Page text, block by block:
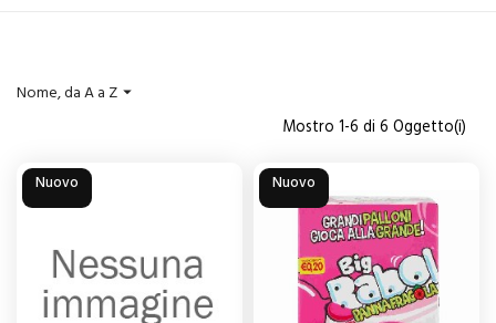
Nome, da A a Z 
Mostro 1-6 di 6 Oggetto(i)
Nuovo Nuovo